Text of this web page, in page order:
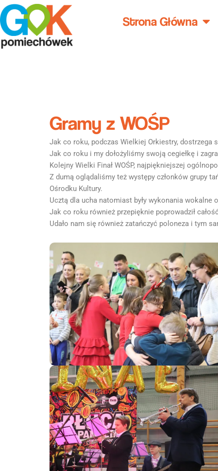
Przejdź
do
treści
Strona Główna
Gramy z WOŚP
Jak co roku, podczas Wielkiej Orkiestry, dostrzega
Jak co roku i my dołożyliśmy swoją cegiełkę i
Kolejny Wielki Finał WOŚP, najpiękniejszej
Z dumą oglądaliśmy też występy członków grupy
Ośrodku Kultury.
Ucztą dla ucha natomiast były wykonania
Jak co roku również przepięknie poprowadził
Udało nam się również zatańczyć poloneza i tym